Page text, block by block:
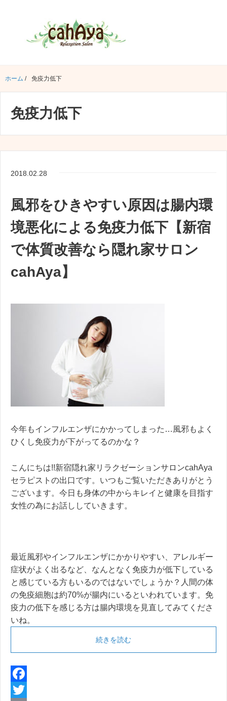
ホーム / 免疫力低下
免疫力低下
2018.02.28
風邪をひきやすい原因は腸内環
境悪化による免疫力低下【新宿
で体質改善なら隠れ家サロン
cahAya】
今年もインフルエンザにかかってしまった…風邪もよく
ひくし免疫力が下がってるのかな？
こんにちは!!新宿隠れ家リラクゼーションサロンcahAya
セラピストの出口です。いつもご覧いただきありがとう
ございます。今日も身体の中からキレイと健康を目指す
女性の為にお話ししていきます。
最近風邪やインフルエンザにかかりやすい、アレルギー
症状がよく出るなど、なんとなく免疫力が低下している
と感じている方もいるのではないでしょうか？人間の体
の免疫細胞は約70%が腸内にいるといわれています。免
疫力の低下を感じる方は腸内環境を見直してみてくださ
いね。
続きを読む
F